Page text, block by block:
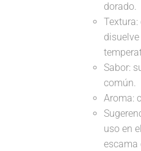
dorado.
Sabor:
común.
Aroma:
uso en
escama